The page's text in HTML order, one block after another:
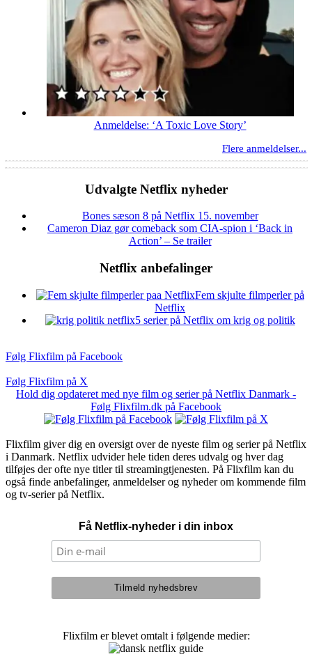
Anmeldelse: ‘A Toxic Love Story’
Flere anmeldelser...
Udvalgte Netflix nyheder
Bones sæson 8 på Netflix 15. november
Cameron Diaz gør comeback som CIA-spion i ‘Back in
Action’ – Se trailer
Netflix anbefalinger
Fem skjulte filmperler på
Netflix
5 serier på Netflix om krig og politik
Følg Flixfilm på Facebook
Følg Flixfilm på X
Hold dig opdateret med nye film og serier på Netflix Danmark -
Følg Flixfilm.dk på Facebook
Flixfilm giver dig en oversigt over de nyeste film og serier på Netflix
i Danmark. Netflix udvider hele tiden deres udvalg og hver dag
tilføjes der ofte nye titler til streamingtjenesten. På Flixfilm kan du
også finde anbefalinger, anmeldelser og nyheder om kommende film
og tv-serier på Netflix.
Få Netflix-nyheder i din inbox
Flixfilm er blevet omtalt i følgende medier: